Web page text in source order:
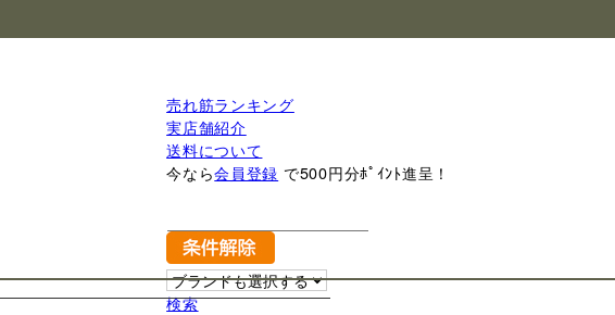
売れ筋ランキング
実店舗紹介
送料について
今なら会員登録 で500円分ﾎﾟｲﾝﾄ進呈！
検索